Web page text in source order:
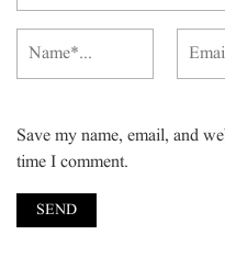
Save my name, email, and
time I comment.